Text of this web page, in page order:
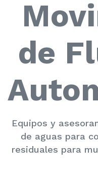
de
Equipos y
de aguas para
residuales para